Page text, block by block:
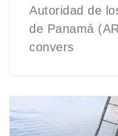
Autoridad de
de Panamá
convers